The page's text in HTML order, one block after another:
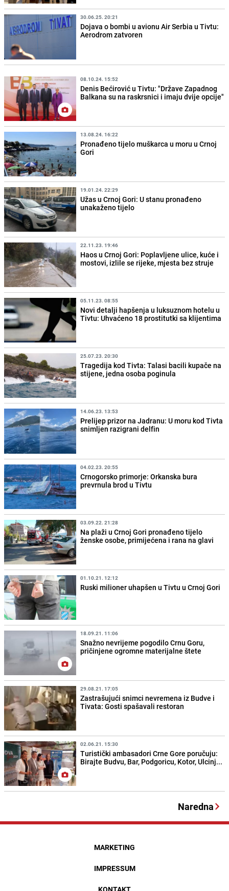
30.06.25. 20:21
Dojava o bombi u avionu Air Serbia u Tivtu:
Aerodrom zatvoren
08.10.24. 15:52
Denis Bećirović u Tivtu: "Države Zapadnog
Balkana su na raskrsnici i imaju dvije opcije"
13.08.24. 16:22
Pronađeno tijelo muškarca u moru u Crnoj
Gori
19.01.24. 22:29
Užas u Crnoj Gori: U stanu pronađeno
unakaženo tijelo
22.11.23. 19:46
Haos u Crnoj Gori: Poplavljene ulice, kuće i
mostovi, izlile se rijeke, mjesta bez struje
05.11.23. 08:55
Novi detalji hapšenja u luksuznom hotelu u
Tivtu: Uhvaćeno 18 prostitutki sa klijentima
25.07.23. 20:30
Tragedija kod Tivta: Talasi bacili kupače na
stijene, jedna osoba poginula
14.06.23. 13:53
Prelijep prizor na Jadranu: U moru kod Tivta
snimljen razigrani delfin
04.02.23. 20:55
Crnogorsko primorje: Orkanska bura
prevrnula brod u Tivtu
03.09.22. 21:28
Na plaži u Crnoj Gori pronađeno tijelo
ženske osobe, primijećena i rana na glavi
01.10.21. 12:12
Ruski milioner uhapšen u Tivtu u Crnoj Gori
18.09.21. 11:06
Snažno nevrijeme pogodilo Crnu Goru,
pričinjene ogromne materijalne štete
29.08.21. 17:05
Zastrašujući snimci nevremena iz Budve i
Tivata: Gosti spašavali restoran
02.06.21. 15:30
Turistički ambasadori Crne Gore poručuju:
Birajte Budvu, Bar, Podgoricu, Kotor, Ulcinj...
Naredna
MARKETING
IMPRESSUM